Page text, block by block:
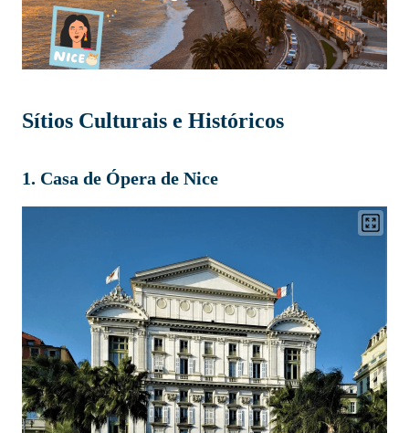
Sítios Culturais e Históricos
1. Casa de Ópera de Nice